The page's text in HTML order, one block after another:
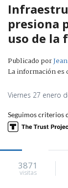
presiona
uso de la
Publicado por
La información es
Viernes 27 enero
Seguimos criterios
3871
visitas